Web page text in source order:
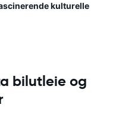
kulturelle
bilutleie og